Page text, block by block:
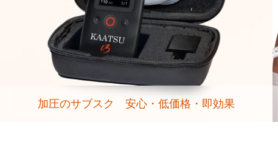
加圧のサブスク 安心・低価格・即効果